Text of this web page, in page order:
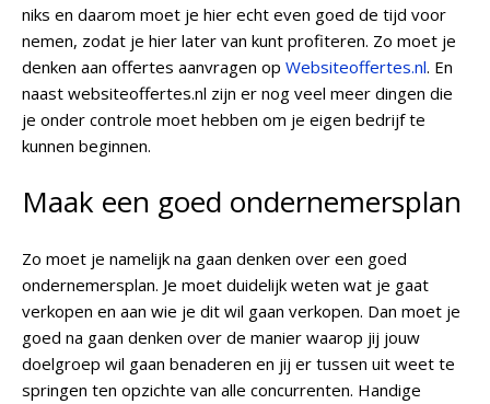
niks en daarom moet je hier echt even goed de tijd voor
nemen, zodat je hier later van kunt profiteren. Zo moet je
denken aan offertes aanvragen op Websiteoffertes.nl. En
naast websiteoffertes.nl zijn er nog veel meer dingen die
je onder controle moet hebben om je eigen bedrijf te
kunnen beginnen.
Maak een goed ondernemersplan
Zo moet je namelijk na gaan denken over een goed
ondernemersplan. Je moet duidelijk weten wat je gaat
verkopen en aan wie je dit wil gaan verkopen. Dan moet je
goed na gaan denken over de manier waarop jij jouw
doelgroep wil gaan benaderen en jij er tussen uit weet te
springen ten opzichte van alle concurrenten. Handige